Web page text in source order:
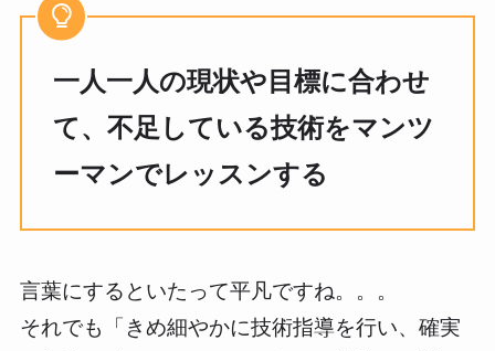
一人一人の現状や目標に合わせ
て、不足している技術をマンツ
ーマンでレッスンする
言葉にするといたって平凡ですね。。。
それでも「きめ細やかに技術指導を行い、確実